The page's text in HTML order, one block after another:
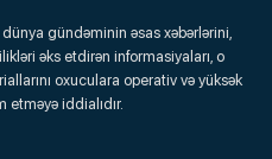
gündəminin əsas xəbərlərini,
əks etdirən informasiyaları, o
oxuculara operativ və yüksək
iddialıdır.